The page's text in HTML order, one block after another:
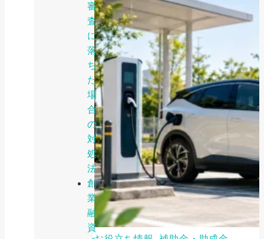
審
査
に
落
ち
た
場
合
の
対
処
法
創
業
融
資